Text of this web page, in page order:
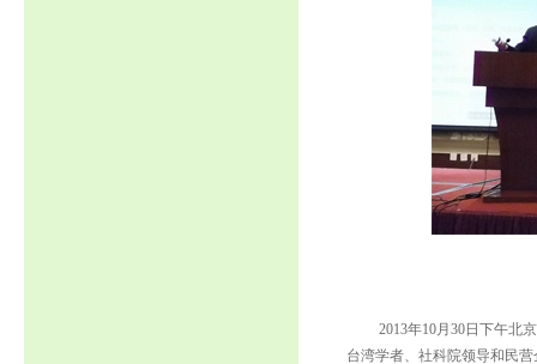
2013年10月30日下午北京
台湾学者、社科院领导和民